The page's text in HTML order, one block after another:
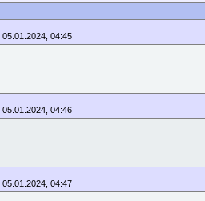
05.01.2024, 04:45
05.01.2024, 04:46
05.01.2024, 04:47